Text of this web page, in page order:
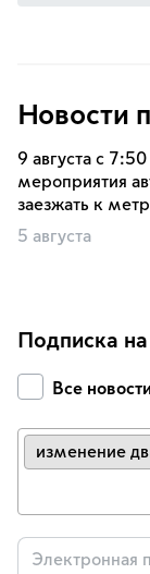
Новости
9 августа с
мероприятия
заезжать к
5 августа
Подписка
Все
изменение